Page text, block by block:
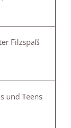
Filzspaß
und Teens